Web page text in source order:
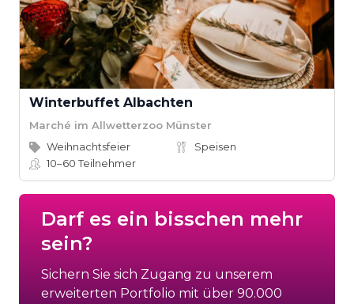
Winterbuffet Albachten
Marché im Allwetterzoo Münster
Weihnachtsfeier
Speisen
10–60Teilnehmer
Darf es ein bisschen mehr
sein?
Sichern Sie sich Zugang zu unserem
erweiterten Portfolio mit über 90.000